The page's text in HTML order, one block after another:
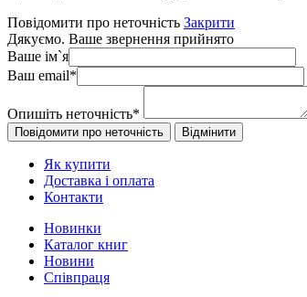
Повідомити про неточність Закрити
Дякуємо. Ваше звернення прийнято
Ваше ім`я
Ваш email*
Опишіть неточність*
Як купити
Доставка і оплата
Контакти
Новинки
Каталог книг
Новини
Співпраця